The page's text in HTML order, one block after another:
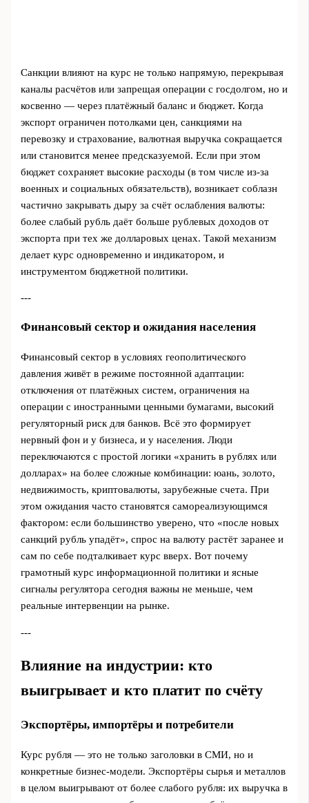
Санкции влияют на курс не только напрямую, перекрывая
каналы расчётов или запрещая операции с госдолгом, но и
косвенно — через платёжный баланс и бюджет. Когда
экспорт ограничен потолками цен, санкциями на
перевозку и страхование, валютная выручка сокращается
или становится менее предсказуемой. Если при этом
бюджет сохраняет высокие расходы (в том числе из‑за
военных и социальных обязательств), возникает соблазн
частично закрывать дыру за счёт ослабления валюты:
более слабый рубль даёт больше рублевых доходов от
экспорта при тех же долларовых ценах. Такой механизм
делает курс одновременно и индикатором, и
инструментом бюджетной политики.
---
Финансовый сектор и ожидания населения
Финансовый сектор в условиях геополитического
давления живёт в режиме постоянной адаптации:
отключения от платёжных систем, ограничения на
операции с иностранными ценными бумагами, высокий
регуляторный риск для банков. Всё это формирует
нервный фон и у бизнеса, и у населения. Люди
переключаются с простой логики «хранить в рублях или
долларах» на более сложные комбинации: юань, золото,
недвижимость, криптовалюты, зарубежные счета. При
этом ожидания часто становятся самореализующимся
фактором: если большинство уверено, что «после новых
санкций рубль упадёт», спрос на валюту растёт заранее и
сам по себе подталкивает курс вверх. Вот почему
грамотный курс информационной политики и ясные
сигналы регулятора сегодня важны не меньше, чем
реальные интервенции на рынке.
---
Влияние на индустрии: кто
выигрывает и кто платит по счёту
Экспортёры, импортёры и потребители
Курс рубля — это не только заголовки в СМИ, но и
конкретные бизнес‑модели. Экспортёры сырья и металлов
в целом выигрывают от более слабого рубля: их выручка в